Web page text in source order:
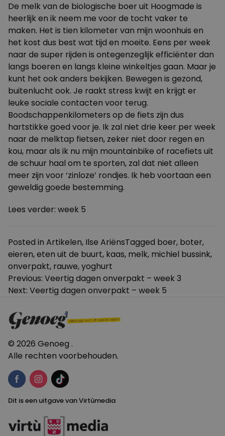
De melk van de biologische boer uit Hoogmade is
heerlijk en ik neem me voor de tocht vaker te
maken. Het is tien kilometer van mijn woonhuis en
het kost dus best wat tijd en moeite. Eens per week
naar de super rijden is ontegenzeglijk efficiënter dan
langs boeren en langs kleine winkeltjes gaan. Maar je
kunt het ook anders bekijken. Bewegen is gezond,
buitenlucht ook. Je raakt stress kwijt en krijgt er
leuke sociale contacten voor terug.
Boodschappenkilometers op de fiets zijn dus
hartstikke goed voor je. Ik zal niet drie keer per week
naar de melktap fietsen, zeker niet door regen en
kou, maar als ik nu mijn mountainbike of racefiets uit
de schuur haal om te sporten, zal dat niet alleen
meer zijn voor ‘zinloze’ rondjes. Ik heb voortaan een
geweldig goede bestemming.
Lees verder: week 5
Posted in Artikelen, Ilse AriënsTagged boer, boter,
eieren,eten uit de buurt, kaas, melk, michiel bussink,
onverpakt, rauwe,yoghurt
Bericht
navigatie
Previous: Veertig dagen onverpakt – week 3
Next: Veertig dagen onverpakt – week 5
© 2026 Genoeg .
Alle rechten voorbehouden.
Dit is een uitgave van Virtùmedia